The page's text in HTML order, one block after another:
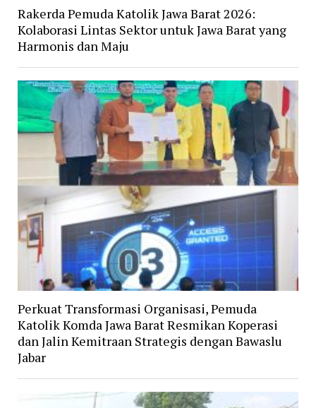
Rakerda Pemuda Katolik Jawa Barat 2026:
Kolaborasi Lintas Sektor untuk Jawa Barat yang
Harmonis dan Maju
Perkuat Transformasi Organisasi, Pemuda
Katolik Komda Jawa Barat Resmikan Koperasi
dan Jalin Kemitraan Strategis dengan Bawaslu
Jabar